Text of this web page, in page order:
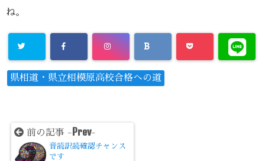
ね。
県相道・県立相模原高校合格への道
前の記事 -Prev-
音読訳読確認チャンス
です